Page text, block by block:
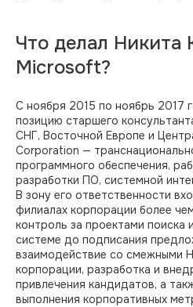
Что делал Никита
Microsoft?
С ноября 2015 по ноябрь 2017
позицию старшего
СНГ, Восточной Европе и
Corporation —
программного обеспечения,
разработки ПО, системной
В зону его ответственности
филиалах корпорации более
контроль за проектами поиска
системе до подписания
взаимодействие со смежными
корпорации, разработка и
привлечения кандидатов, а
выполнения корпоративных